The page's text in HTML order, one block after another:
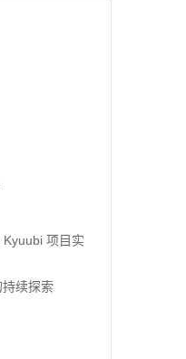
项目实
续探索
var/www/